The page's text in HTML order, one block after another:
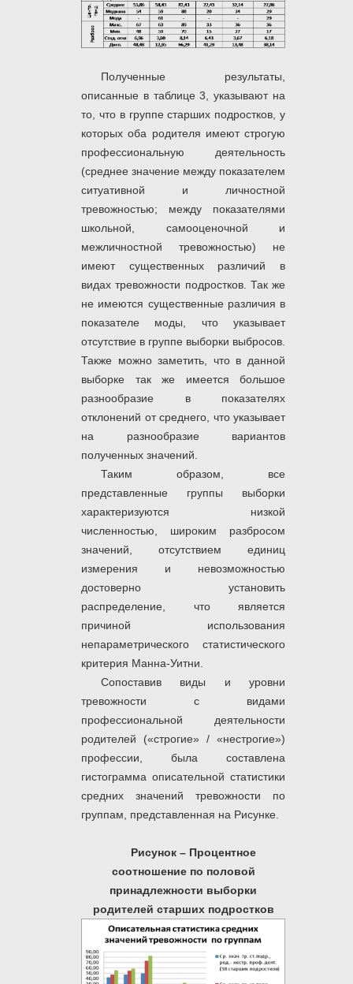
Полученные результаты,
описанные в таблице 3, указывают на
то, что в группе старших подростков, у
которых оба родителя имеют строгую
профессиональную деятельность
(среднее значение между показателем
ситуативной и личностной
тревожностью; между показателями
школьной, самооценочной и
межличностной тревожностью) не
имеют существенных различий в
видах тревожности подростков. Так же
не имеются существенные различия в
показателе моды, что указывает
отсутствие в группе выборки выбросов.
Также можно заметить, что в данной
выборке так же имеется большое
разнообразие в показателях
отклонений от среднего, что указывает
на разнообразие вариантов
полученных значений.
Таким образом, все
представленные группы выборки
характеризуются низкой
численностью, широким разбросом
значений, отсутствием единиц
измерения и невозможностью
достоверно установить
распределение, что является
причиной использования
непараметрического статистического
критерия Манна-Уитни.
Сопоставив виды и уровни
тревожности с видами
профессиональной деятельности
родителей («строгие» / «нестрогие»)
профессии, была составлена
гистограмма описательной статистики
средних значений тревожности по
группам, представленная на Рисунке.
Рисунок – Процентное
соотношение по половой
принадлежности выборки
родителей старших подростков